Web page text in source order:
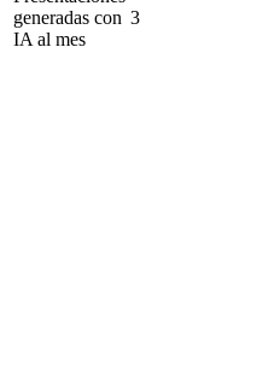
generadas con
IA al mes
3